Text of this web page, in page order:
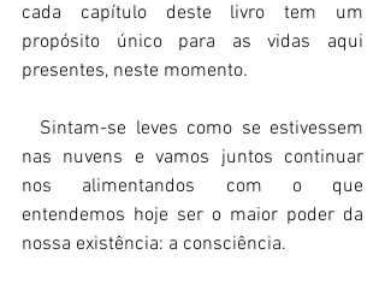
cada capítulo deste livro tem um
propósito único para as vidas aqui
presentes, neste momento.
nas nuvens e vamos juntos continuar
nos alimentandos com o que
entendemos hoje ser o maior poder da
nossa existência: a consciência.